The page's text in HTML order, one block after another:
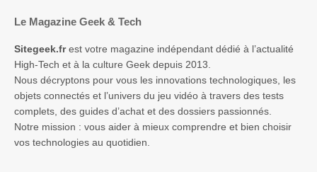
Le Magazine Geek & Tech
Sitegeek.frest votre magazine indépendant dédié à l’actualité
High-Tech et à la culture Geek depuis 2013.
Nous décryptons pour vous les innovations technologiques, les
objets connectés et l’univers du jeu vidéo à travers des tests
complets, des guides d’achat et des dossiers passionnés.
Notre mission : vous aider à mieux comprendre et bien choisir
vos technologies au quotidien.